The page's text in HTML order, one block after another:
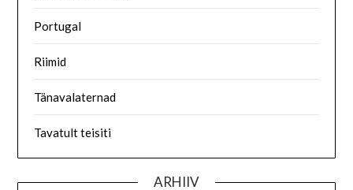
Portugal
Riimid
Tänavalaternad
Tavatult teisiti
ARHIIV